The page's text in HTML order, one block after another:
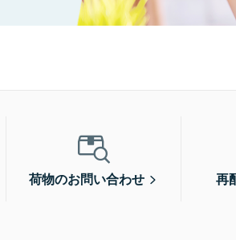
荷物のお問い合わせ 再